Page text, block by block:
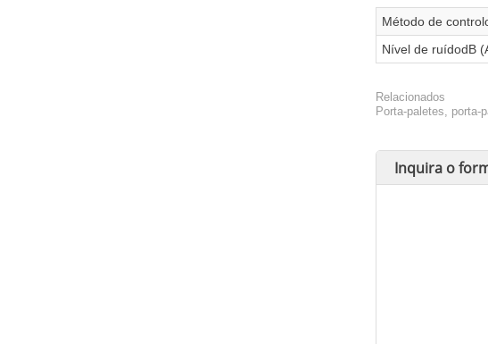
Método de
Nível de ruídodB
Relacionados
Porta-paletes, porta-
Inquira o